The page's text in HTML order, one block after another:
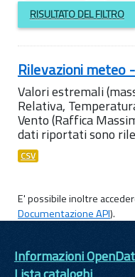
RISULTATO DEL FILTRO
Rilevazioni meteo
Valori estremali
Relativa,
Vento (Raffica
dati riportati sono
CSV
E' possibile inoltre
Documentazione API).
Informazioni